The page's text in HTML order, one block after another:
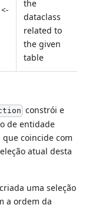
<-
the
dataclass
related to
the given
table
constrói e
de entidade
que coincide com
atual desta
uma seleção
a ordem da